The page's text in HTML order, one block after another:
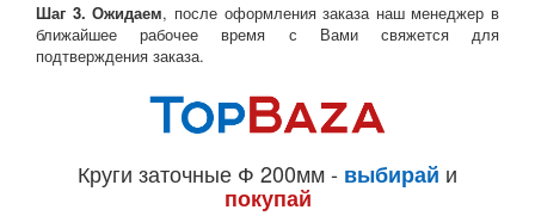
Шаг 3. Ожидаем, после оформления заказа наш менеджер в
ближайшее рабочее время с Вами свяжется для
подтверждения заказа.
Круги заточные Ф 200мм - выбирай и
покупай